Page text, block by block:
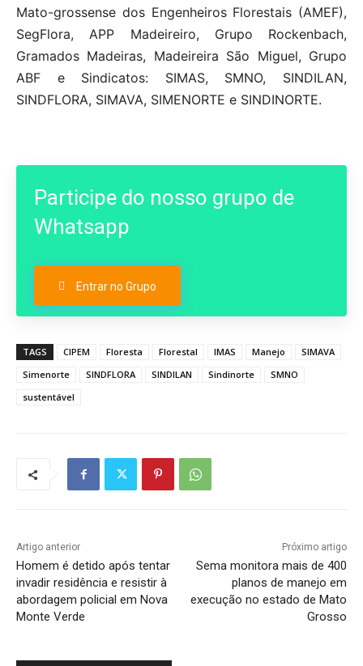
Mato-grossense dos Engenheiros Florestais (AMEF),
SegFlora, APP Madeireiro, Grupo Rockenbach,
Gramados Madeiras, Madeireira São Miguel, Grupo
ABF e Sindicatos: SIMAS, SMNO, SINDILAN,
SINDFLORA, SIMAVA, SIMENORTE e SINDINORTE.
Participe do nosso grupo de
Whatsapp
Entrar no Grupo
TAGS CIPEM Floresta Florestal IMAS Manejo
SIMAVA
Simenorte
SINDFLORA SINDILAN Sindinorte
SMNO
sustentável
Artigo anterior
Homem é detido após tentar
invadir residência e resistir à
abordagem policial em Nova
Monte Verde
Próximo artigo
Sema monitora mais de 400
planos de manejo em
execução no estado de Mato
Grosso